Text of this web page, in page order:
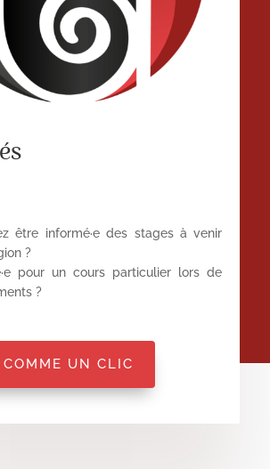
être informé·e des stages à venir
?
·e pour un cours particulier lors de
?
UN CLIC